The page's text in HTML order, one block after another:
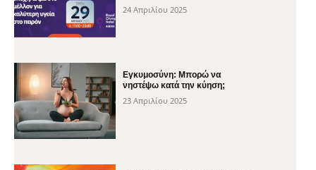
24 Απριλίου 2025
Εγκυμοσύνη: Μπορώ να
νηστέψω κατά την κύηση;
23 Απριλίου 2025